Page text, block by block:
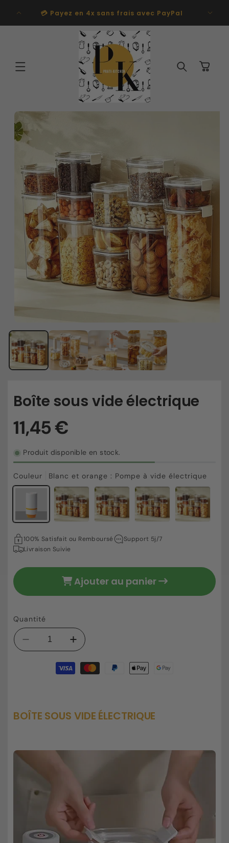
passer
contenu
💳 Payez en 4x sans frais avec PayPal
Panier
Passer aux
informations
produits
Boîte sous vide électrique
Prix
habituel
11,45 €
Produit disponible en stock.
Couleur Blanc et orange : Pompe à vide électrique
100% Satisfait ou Remboursé
Support 5j/7
Livraison Suivie
Ajouter au panier
Quantité
Réduire
la
quantité
vide
électrique
Augmenter
la
quantité
de
électrique
BOÎTE SOUS VIDE ÉLECTRIQUE